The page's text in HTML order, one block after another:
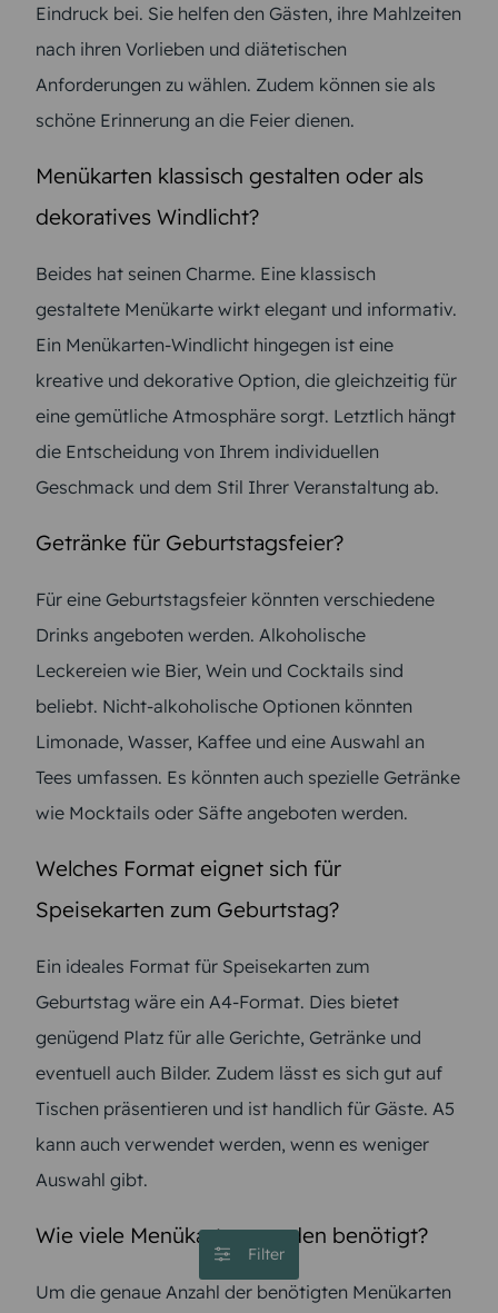
Filter
Eindruck bei. Sie helfen den Gästen, ihre Mahlzeiten
nach ihren Vorlieben und diätetischen
Anforderungen zu wählen. Zudem können sie als
schöne Erinnerung an die Feier dienen.
Menükarten klassisch gestalten oder als
dekoratives Windlicht?
Beides hat seinen Charme. Eine klassisch
gestaltete Menükarte wirkt elegant und informativ.
Ein Menükarten-Windlicht hingegen ist eine
kreative und dekorative Option, die gleichzeitig für
eine gemütliche Atmosphäre sorgt. Letztlich hängt
die Entscheidung von Ihrem individuellen
Geschmack und dem Stil Ihrer Veranstaltung ab.
Getränke für Geburtstagsfeier?
Für eine Geburtstagsfeier könnten verschiedene
Drinks angeboten werden. Alkoholische
Leckereien wie Bier, Wein und Cocktails sind
beliebt. Nicht-alkoholische Optionen könnten
Limonade, Wasser, Kaffee und eine Auswahl an
Tees umfassen. Es könnten auch spezielle Getränke
wie Mocktails oder Säfte angeboten werden.
Welches Format eignet sich für
Speisekarten zum Geburtstag?
Ein ideales Format für Speisekarten zum
Geburtstag wäre ein A4-Format. Dies bietet
genügend Platz für alle Gerichte, Getränke und
eventuell auch Bilder. Zudem lässt es sich gut auf
Tischen präsentieren und ist handlich für Gäste. A5
kann auch verwendet werden, wenn es weniger
Auswahl gibt.
Wie viele Menükarten werden benötigt?
Um die genaue Anzahl der benötigten Menükarten